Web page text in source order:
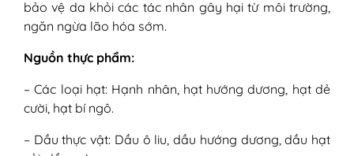
bảo vệ da khỏi các tác nhân gây hại từ môi trường,
ngăn ngừa lão hóa sớm.
Nguồn thực phẩm:
– Các loại hạt: Hạnh nhân, hạt hướng dương, hạt dẻ
cười, hạt bí ngô.
– Dầu thực vật: Dầu ô liu, dầu hướng dương, dầu hạt